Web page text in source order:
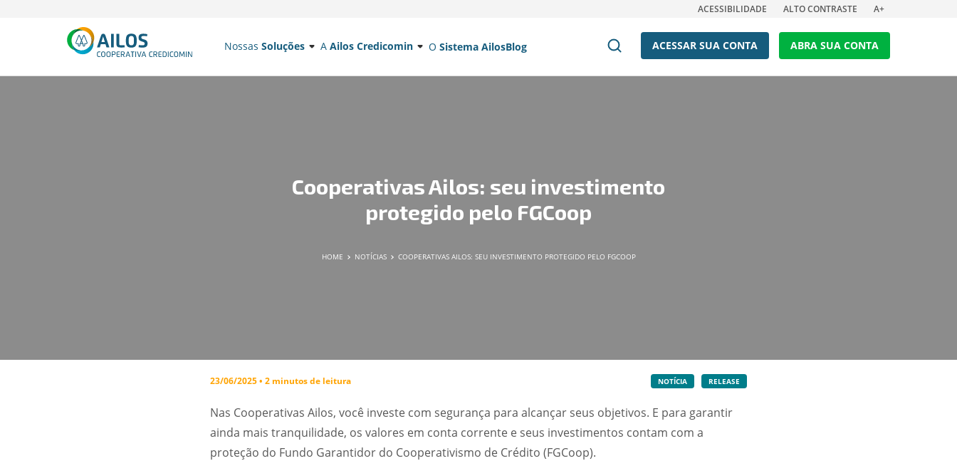
ACESSIBILIDADE ALTO CONTRASTE A+
Nossas Soluções A Ailos Credicomin O Sistema AilosBlog ACESSAR SUA CONTA ABRA SUA CONTA
Cooperativas Ailos: seu investimento
protegido pelo FGCoop
HOME NOTÍCIAS COOPERATIVAS AILOS: SEU INVESTIMENTO PROTEGIDO PELO FGCOOP
23/06/2025 • 2 minutos de leitura NOTÍCIA RELEASE
Nas Cooperativas Ailos, você investe com segurança para alcançar seus objetivos. E para garantir
ainda mais tranquilidade, os valores em conta corrente e seus investimentos contam com a
proteção do Fundo Garantidor do Cooperativismo de Crédito (FGCoop).